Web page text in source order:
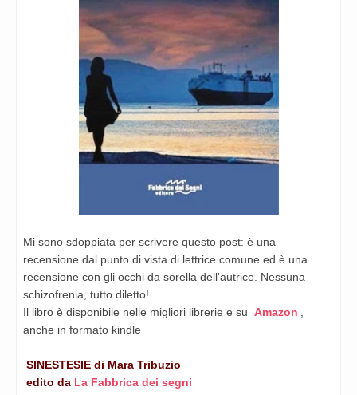
Mi sono sdoppiata per scrivere questo post: è una
recensione dal punto di vista di lettrice comune ed è una
recensione con gli occhi da sorella dell'autrice. Nessuna
schizofrenia, tutto diletto!
Il libro è disponibile nelle migliori librerie e su Amazon ,
anche in formato kindle
SINESTESIE di Mara Tribuzio
edito da La Fabbrica dei segni